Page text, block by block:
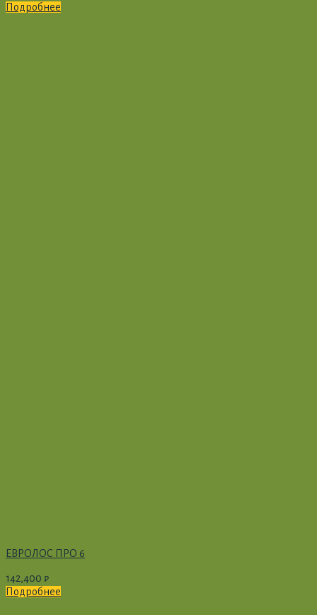
Подробнее
ЕВРОЛОС ПРО 6
142,400 ₽
Подробнее